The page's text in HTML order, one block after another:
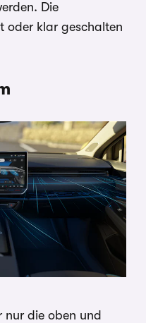
Die
oder klar geschalten
nur die oben und